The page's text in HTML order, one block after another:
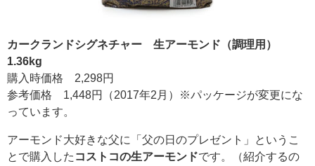
カークランドシグネチャー 生アーモンド（調理用）
1.36kg
購入時価格 2,298円
参考価格 1,448円（2017年2月）※パッケージが変更にな
っています。
アーモンド大好きな父に「父の日のプレゼント」というこ
とで購入した コストコの生アーモンドです。（紹介するの